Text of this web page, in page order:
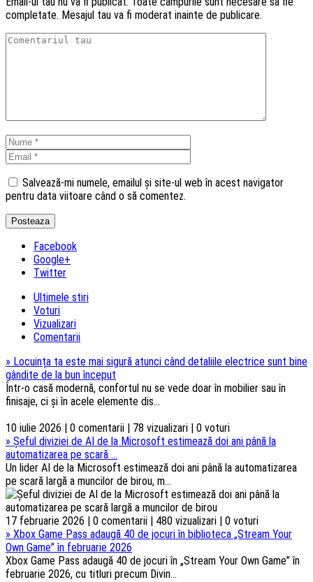
completate. Mesajul tau va fi moderat inainte de publicare.
Salvează-mi numele, emailul și site-ul web în acest navigator
pentru data viitoare când o să comentez.
Facebook
Google+
Twitter
Ultimele stiri
Voturi
Vizualizari
Comentarii
» Locuința ta este mai sigură atunci când detaliile electrice sunt bine
gândite de la bun început
Într-o casă modernă, confortul nu se vede doar în mobilier sau în
finisaje, ci și în acele elemente dis...
10 iulie 2026 | 0 comentarii | 78 vizualizari | 0 voturi
» Șeful diviziei de AI de la Microsoft estimează doi ani până la
automatizarea pe scară ...
Un lider AI de la Microsoft estimează doi ani până la automatizarea
pe scară largă a muncilor de birou, m...
17 februarie 2026 | 0 comentarii | 480 vizualizari | 0 voturi
» Xbox Game Pass adaugă 40 de jocuri în biblioteca „Stream Your
Own Game” în februarie 2026
Xbox Game Pass adaugă 40 de jocuri în „Stream Your Own Game” în
februarie 2026, cu titluri precum Divin...